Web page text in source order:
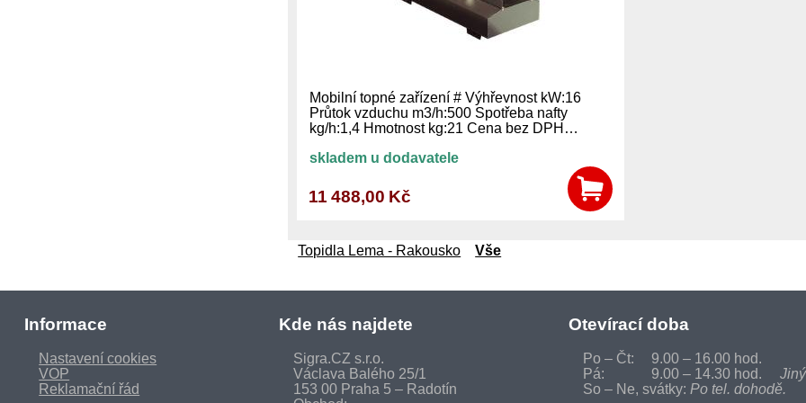
Mobilní topné zařízení # Výhřevnost kW:16
Průtok vzduchu m3/h:500 Spotřeba nafty
kg/h:1,4 Hmotnost kg:21 Cena bez DPH…
skladem u dodavatele
11 488,00 Kč
Topidla Lema - Rakousko Vše
Informace
Nastavení cookies
VOP
Reklamační řád
Kde nás najdete
Sigra.CZ s.r.o.
Václava Balého 25/1
153 00 Praha 5 – Radotín
Otevírací doba
Po – Čt:
9.00 – 16.00 hod.
Pá:
9.00 – 14.30 hod.
So – Ne, svátky: Po tel. dohodě.